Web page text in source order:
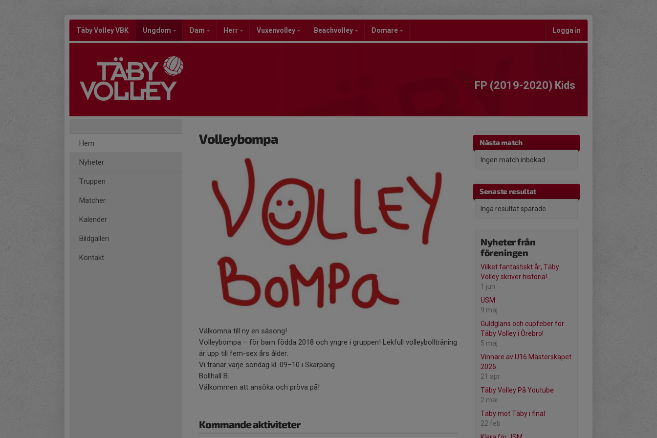
Täby Volley VBK Ungdom Dam Herr Vuxenvolley Beachvolley Domare Logga in
FP (2019-2020) Kids
Hem
Nyheter
Truppen
Matcher
Kalender
Bildgalleri
Kontakt
Nästa match
Ingen match inbokad
Senaste resultat
Inga resultat sparade
Nyheter från
föreningen
Vilket fantastiskt år, Täby
Volley skriver historia!
1 jun
USM
9 maj
Guldglans och cupfeber för
Täby Volley i Örebro!
5 maj
Vinnare av U16 Mästerskapet
2026
21 apr
Täby Volley På Youtube
2 mar
Täby mot Täby i final
22 feb
Volleybompa
Välkomna till ny en säsong!
Volleybompa – för barn födda 2018 och yngre i gruppen! Lekfull volleybollträning
är upp till fem-sex års ålder.
Vi tränar varje söndag kl. 09–10 i Skarpäng
Bollhall B.
Välkommen att ansöka och pröva på!
Kommande aktiviteter